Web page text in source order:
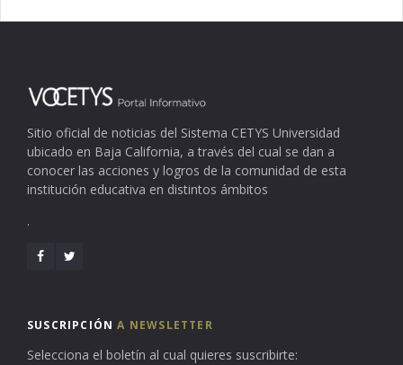
Sitio oficial de noticias del Sistema CETYS Universidad
ubicado en Baja California, a través del cual se dan a
conocer las acciones y logros de la comunidad de esta
institución educativa en distintos ámbitos
.
SUSCRIPCIÓNA NEWSLETTER
Selecciona el boletín al cual quieres suscribirte: